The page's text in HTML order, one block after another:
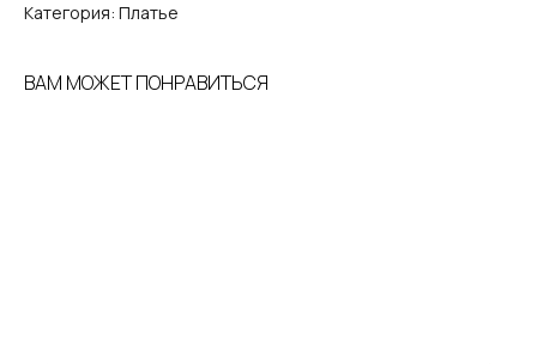
Категория: Платье
ВАМ МОЖЕТ ПОНРАВИТЬСЯ